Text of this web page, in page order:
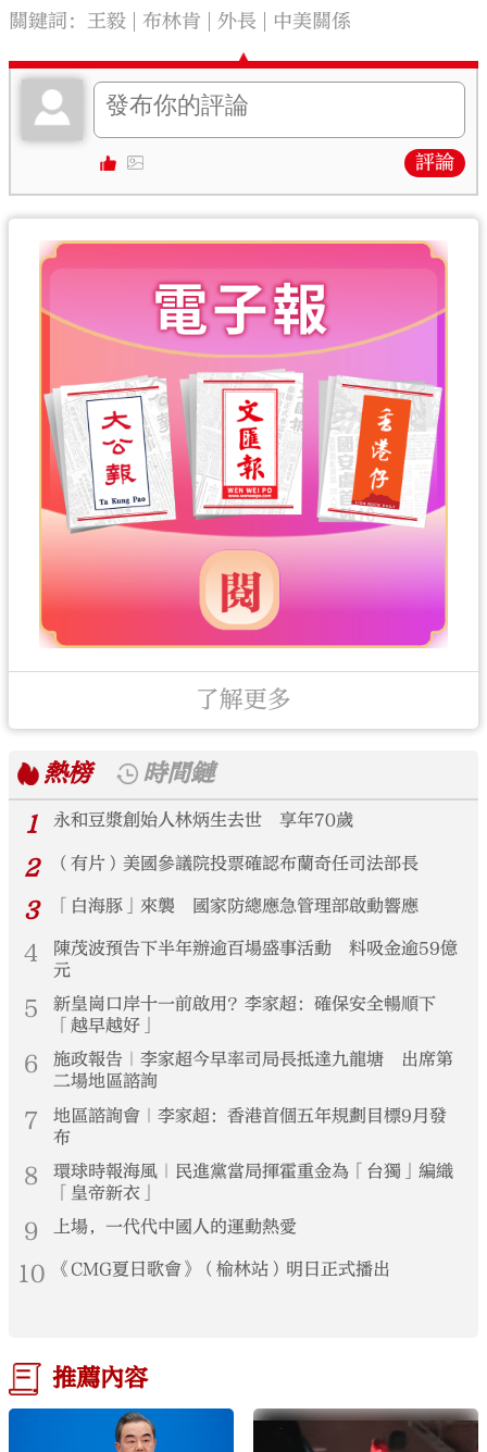
關鍵詞： 王毅 布林肯 外長 中美關係
評論
了解更多
熱榜
時間鏈
1
永和豆漿創始人林炳生去世 享年70歲
2 （有片）美國參議院投票確認布蘭奇任司法部長
3 「白海豚」來襲 國家防總應急管理部啟動響應
4
陳茂波預告下半年辦逾百場盛事活動 料吸金逾59億
元
5
新皇崗口岸十一前啟用？李家超：確保安全暢順下
「越早越好」
6
施政報告｜李家超今早率司局長抵達九龍塘 出席第
二場地區諮詢
7
地區諮詢會｜李家超：香港首個五年規劃目標9月發
布
8
環球時報海風｜民進黨當局揮霍重金為「台獨」編織
「皇帝新衣」
9 上場，一代代中國人的運動熱愛
10 《CMG夏日歌會》（榆林站）明日正式播出
推薦內容